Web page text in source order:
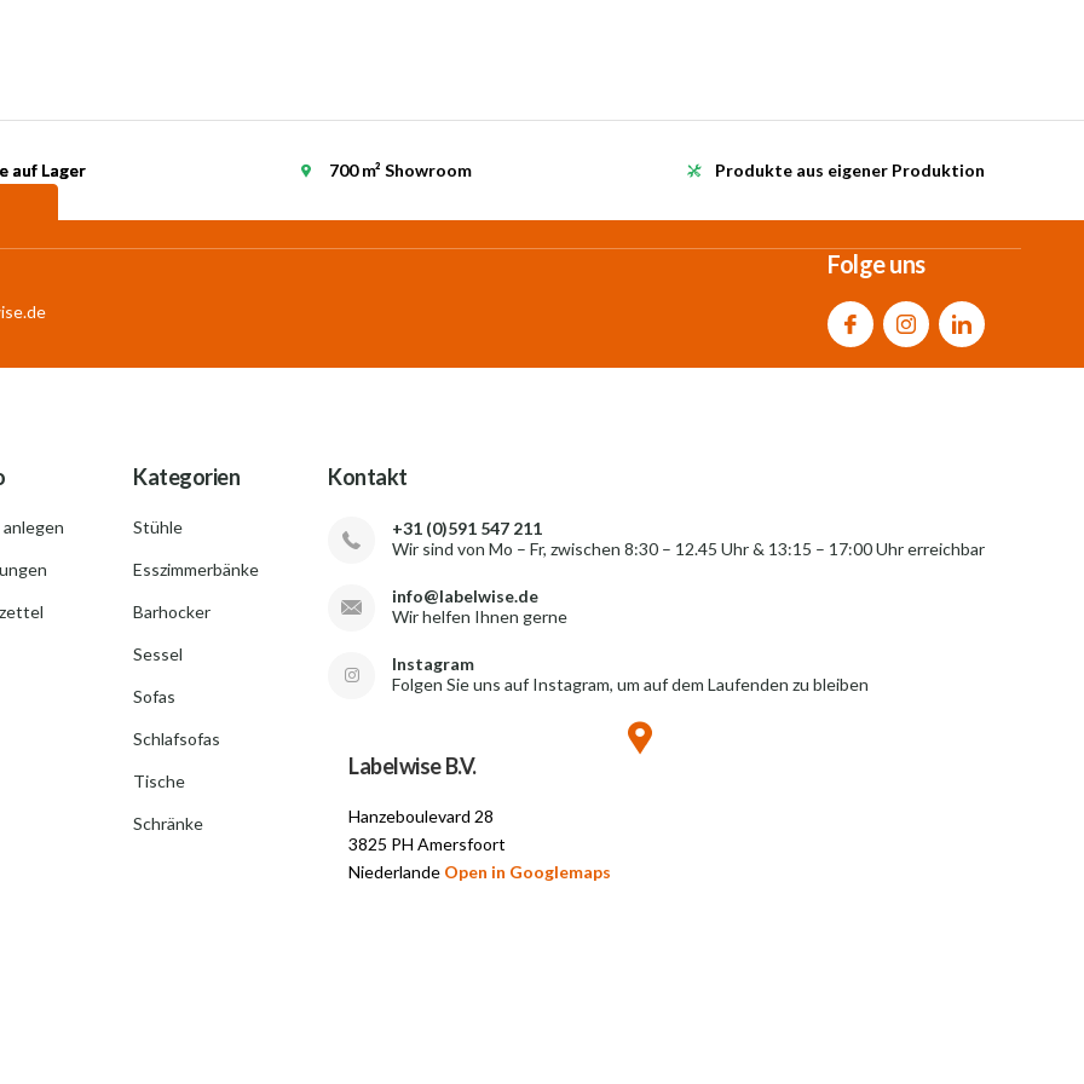
auf Lager 700 m² Showroom Produkte aus eigener Produktion
auf Lager
Folge uns
Kategorien
Stühle
Esszimmerbänke
Barhocker
Sessel
Sofas
Schlafsofas
Tische
Schränke
Kontakt
+31 (0)591 547 211
Wir sind von Mo – Fr, zwischen 8:30 – 12.45 Uhr & 13:15 – 17:00 Uhr erreichbar
info@labelwise.de
Wir helfen Ihnen gerne
Instagram
Folgen Sie uns auf Instagram, um auf dem Laufenden zu bleiben
Labelwise B.V.
Hanzeboulevard 28
3825 PH Amersfoort
Niederlande Open in Googlemaps